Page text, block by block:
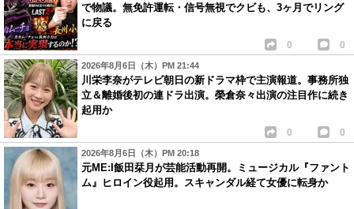
で物議。無免許運転・信号無視でクビも、3ヶ月でリング
に戻る
0 0
2026年8月6日（木）PM 21:44
川栄李奈がテレビ朝日の新ドラマ枠で主演報道。事務所独
立＆離婚後初の連ドラ出演。榮倉奈々出演の注目作に続き
起用か
0 0
2026年8月6日（木）PM 20:18
元ME:I飯田栞月が芸能活動再開。ミュージカル『ファント
ム』ヒロイン役起用。スキャンダル経て女優に転身か